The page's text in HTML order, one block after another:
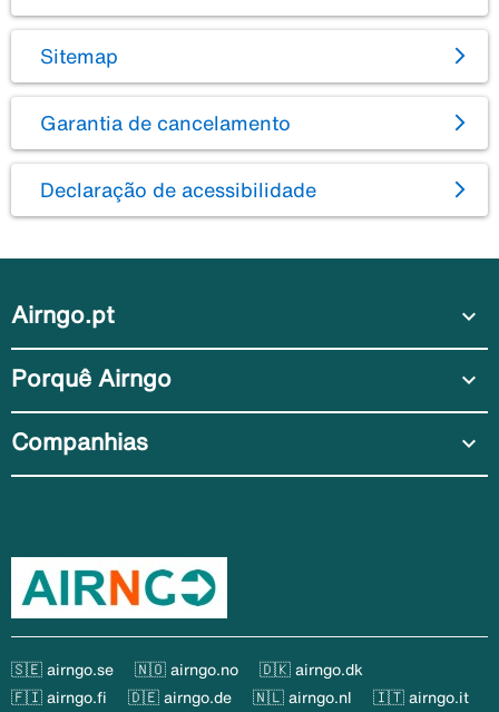
Sitemap
Garantia de cancelamento
Declaração de acessibilidade
Airngo.pt expand_more
Porquê Airngo expand_more
Companhias expand_more
🇸🇪 airngo.se 🇳🇴 airngo.no
🇩🇰 airngo.dk
🇫🇮 airngo.fi
🇩🇪 airngo.de 🇳🇱 airngo.nl 🇮🇹 airngo.it